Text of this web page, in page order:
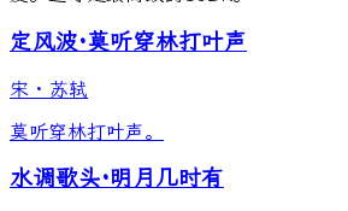
定风波·莫听穿林打叶声
宋 · 苏轼
莫听穿林打叶声。
水调歌头·明月几时有